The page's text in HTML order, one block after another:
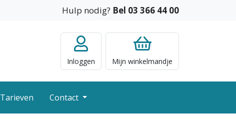
Hulp nodig? Bel 03 366 44 00
Inloggen Mijn winkelmandje
Tarieven Contact